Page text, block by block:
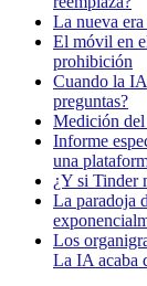
La nueva
El móvil en
prohibición
Cuando la
preguntas?
Medición del
Informe
una
¿Y si Tinder
La paradoja
Los
La IA acaba